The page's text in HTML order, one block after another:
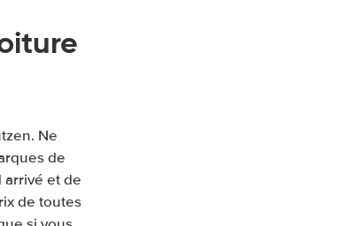
Ne
de
arrivé et de
de toutes